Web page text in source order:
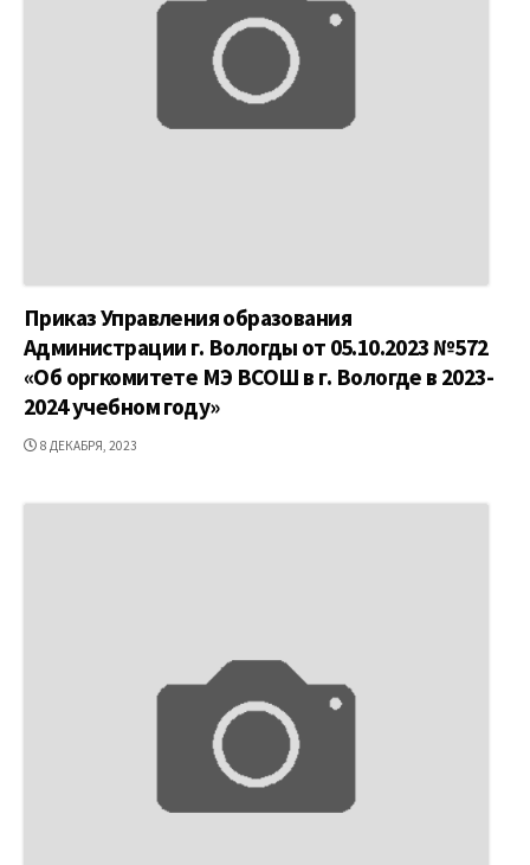
Приказ Управления образования
Администрации г. Вологды от 05.10.2023 №572
«Об оргкомитете МЭ ВСОШ в г. Вологде в 2023-
2024 учебном году»
ДАТА
8 ДЕКАБРЯ, 2023